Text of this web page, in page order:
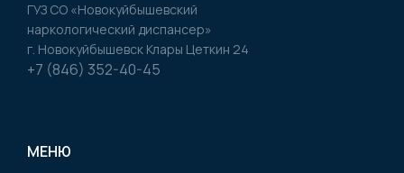
ГУЗ CO «Новокуйбышевский
наркологический диспансер»
г. Новокуйбышевск Клары Цеткин 24
+7 (846) 352-40-45
МЕНЮ